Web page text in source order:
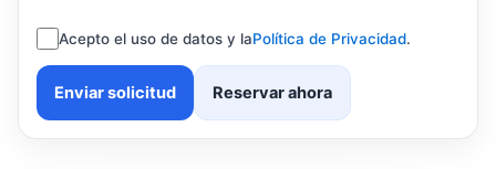
Acepto el uso de datos y laPolítica de Privacidad.
Enviar solicitud Reservar ahora